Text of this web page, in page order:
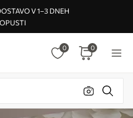
V 1–3 DNEH
0 0